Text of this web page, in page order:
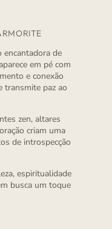
encantadora de
em pé com
e conexão
transmite paz ao
zen, altares
criam uma
de introspecção
espiritualidade
busca um toque